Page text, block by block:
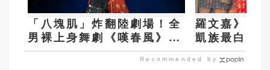
「八塊肌」炸翻陸劇場！全
男裸上身舞劇《嘆春風》吸
金破億 女觀眾狂喊：終於
羅文嘉》「
凱族最白話
Recommended by